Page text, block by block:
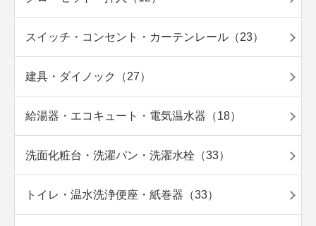
スイッチ・コンセント・カーテンレール（23）
建具・ダイノック（27）
給湯器・エコキュート・電気温水器（18）
洗面化粧台・洗濯パン・洗濯水栓（33）
トイレ・温水洗浄便座・紙巻器（33）